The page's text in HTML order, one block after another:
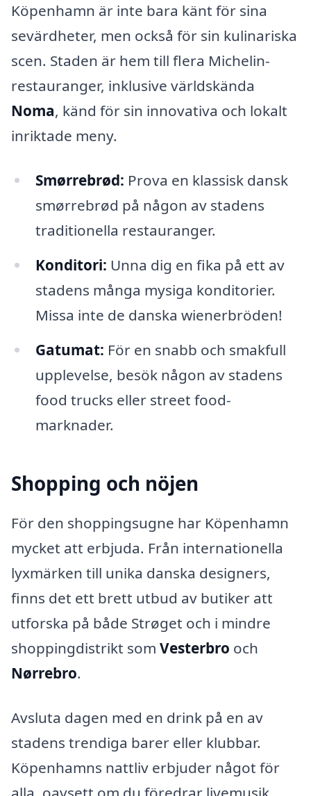
Köpenhamn är inte bara känt för sina
sevärdheter, men också för sin kulinariska
scen. Staden är hem till flera Michelin-
restauranger, inklusive världskända
Noma, känd för sin innovativa och lokalt
inriktade meny.
Smørrebrød: Prova en klassisk dansk
smørrebrød på någon av stadens
traditionella restauranger.
Konditori: Unna dig en fika på ett av
stadens många mysiga konditorier.
Missa inte de danska wienerbröden!
Gatumat: För en snabb och smakfull
upplevelse, besök någon av stadens
food trucks eller street food-
marknader.
Shopping och nöjen
För den shoppingsugne har Köpenhamn
mycket att erbjuda. Från internationella
lyxmärken till unika danska designers,
finns det ett brett utbud av butiker att
utforska på både Strøget och i mindre
shoppingdistrikt som Vesterbro och
Nørrebro.
Avsluta dagen med en drink på en av
stadens trendiga barer eller klubbar.
Köpenhamns nattliv erbjuder något för